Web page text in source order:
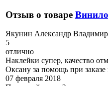
Отзыв о товаре
Якунин Александр
5
отлично
Наклейки супер, качество
Оксану за помощь при заказе
07 февраля 2018